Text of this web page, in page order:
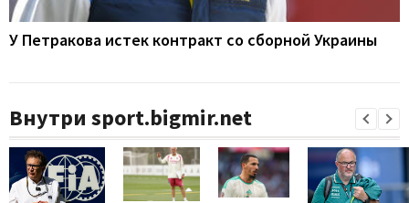
У Петракова истек контракт со сборной Украины
Внутри sport.bigmir.net